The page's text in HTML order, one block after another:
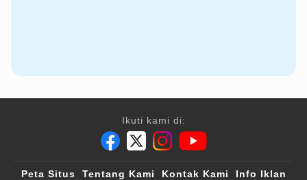
Ikuti kami di:
Peta Situs Tentang Kami Kontak Kami Info Iklan